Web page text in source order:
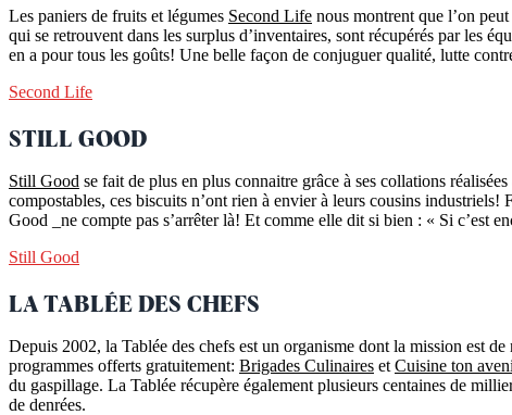
Les paniers de fruits et légumes Second Life nous montrent que l’on
qui se retrouvent dans les surplus d’inventaires, sont récupérés par les
en a pour tous les goûts! Une belle façon de conjuguer qualité, lutte
Second Life
STILL GOOD
Still Good se fait de plus en plus connaitre grâce à ses collations
compostables, ces biscuits n’ont rien à envier à leurs cousins
Good _ne compte pas s’arrêter là! Et comme elle dit si bien : « Si c’est
Still Good
LA TABLÉE DES CHEFS
Depuis 2002, la Tablée des chefs est un organisme dont la mission est
programmes offerts gratuitement: Brigades Culinaires et Cuisine ton
du gaspillage. La Tablée récupère également plusieurs centaines de
de denrées.